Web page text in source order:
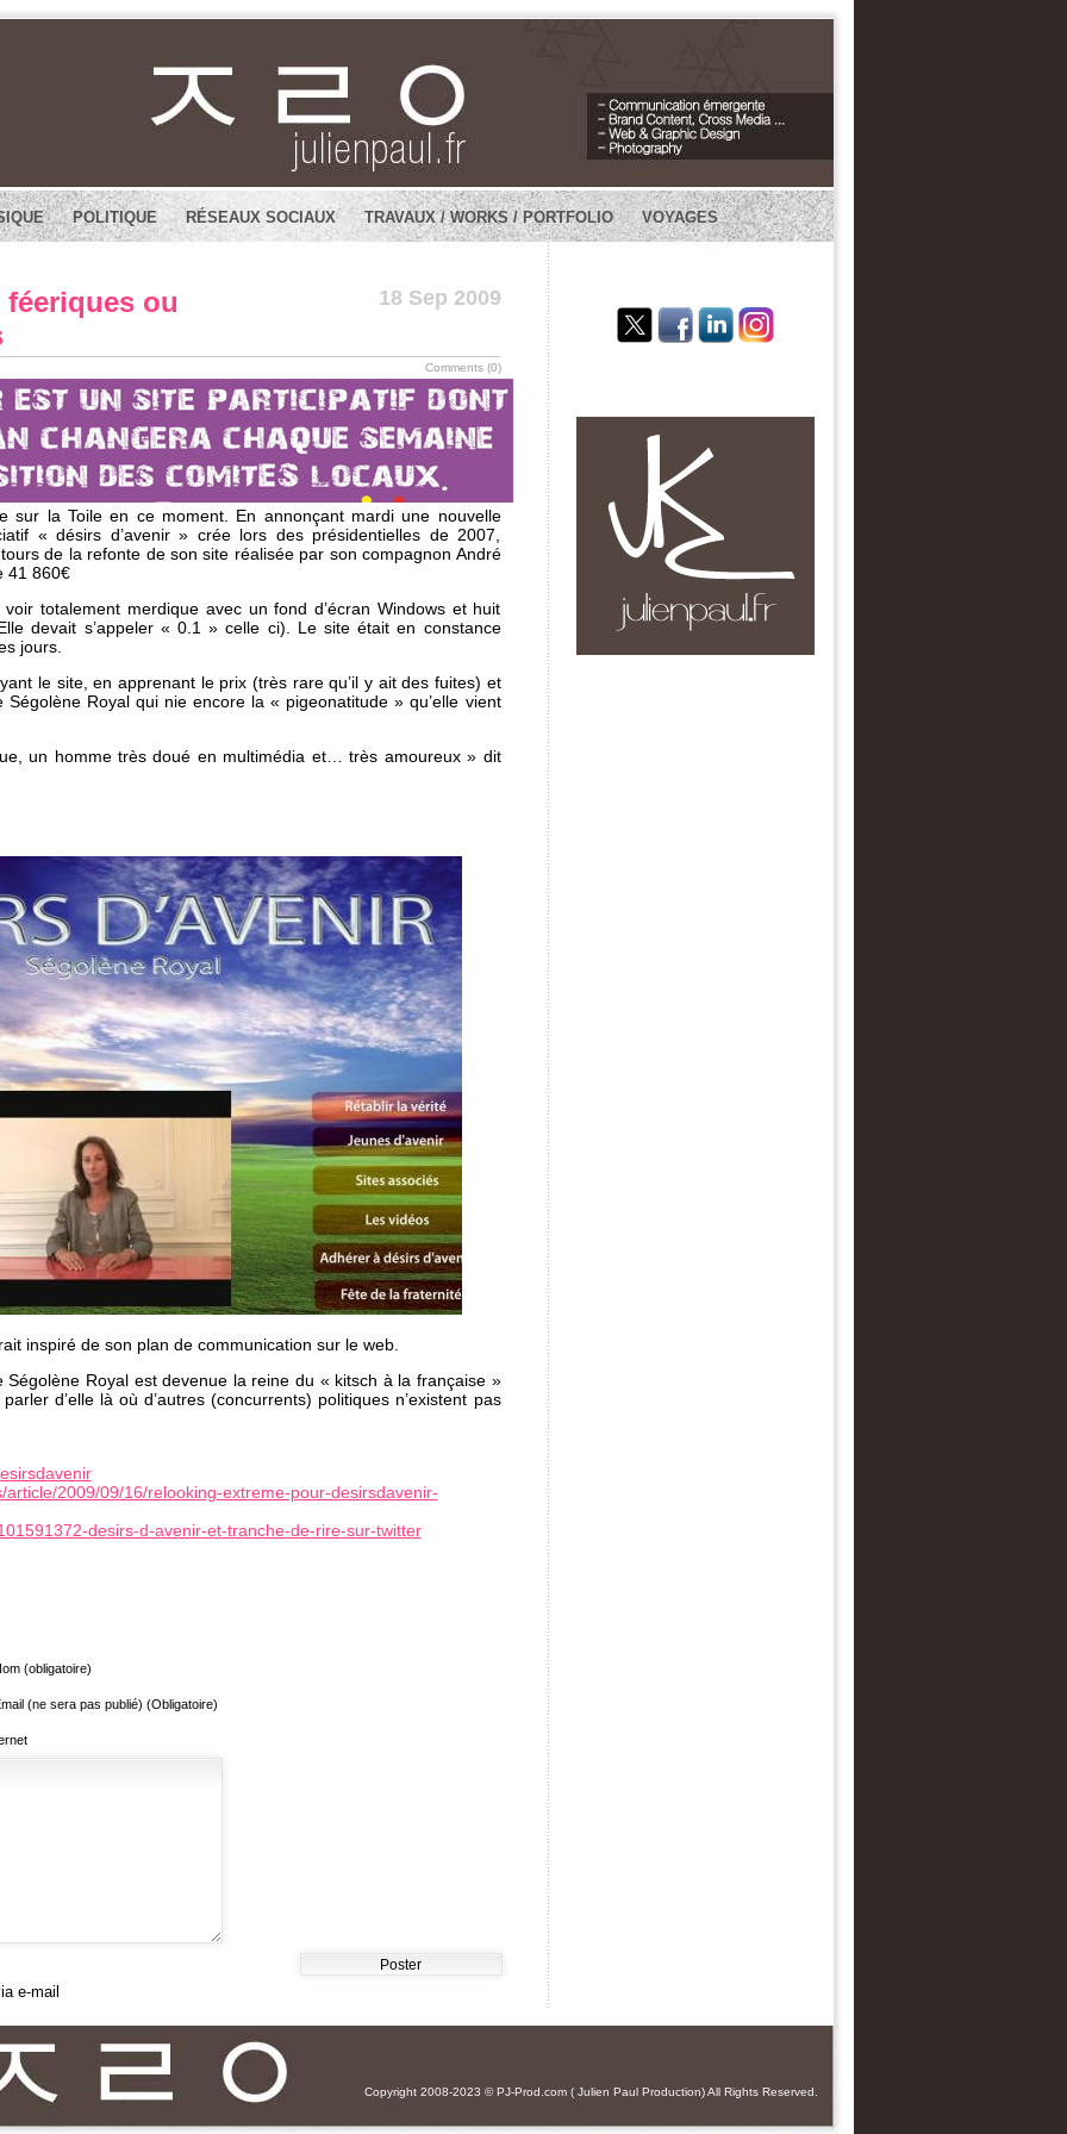
POLITIQUE RÉSEAUX SOCIAUX TRAVAUX / WORKS / PORTFOLIO VOYAGES
féeriques ou
18 Sep 2009
Comments (0)
sur la Toile en ce moment. En annonçant mardi une nouvelle
« désirs d’avenir » crée lors des présidentielles de 2007,
de la refonte de son site réalisée par son compagnon André
41 860€
totalement merdique avec un fond d’écran Windows et huit
devait s’appeler « 0.1 » celle ci). Le site était en constance
jours.
le site, en apprenant le prix (très rare qu’il y ait des fuites) et
Royal qui nie encore la « pigeonatitude » qu’elle vient
un homme très doué en multimédia et… très amoureux » dit
inspiré de son plan de communication sur le web.
Royal est devenue la reine du « kitsch à la française »
d’elle là où d’autres (concurrents) politiques n’existent pas
2009/09/16/relooking-extreme-pour-desirsdavenir-
desirs-d-avenir-et-tranche-de-rire-sur-twitter
(obligatoire)
(ne sera pas publié) (Obligatoire)
e-mail
Copyright 2008-2023 ©PJ-Prod.com( Julien PaulProduction) All Rights Reserved.